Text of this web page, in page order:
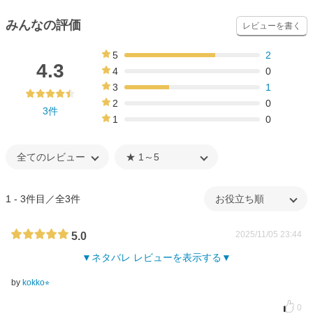
みんなの評価 レビューを書く
4.3
3件
5
2
4
0
3
1
2
0
1
0
1 - 3件目／全3件
5.0 2025/11/05 23:44
ネタバレ レビューを表示する
by kokko⭐︎
0